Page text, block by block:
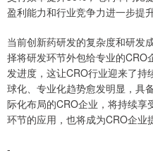
盈利能力和行业竞争力进一步提升
当前创新药研发的复杂度和研发
择将研发环节外包给专业的
发进度，这让CRO行业迎来了持
球化、专业化趋势愈发明显，具
际化布局的CRO企业，将持续享
环节的应用，也将成为CRO企业
-